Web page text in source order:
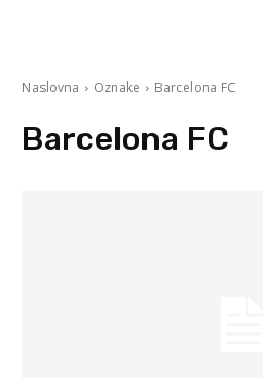
Naslovna Oznake Barcelona FC
Barcelona FC